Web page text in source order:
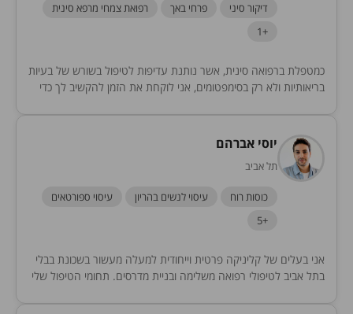
דיקור סיני פרחי באך
רפואת צמחי מרפא סינית
+1
כמטפלת ברפואה סינית, אשר נותנת עדיפות לטיפול בשורש של בעיות
בריאותיות ולא רק בסימפטומים, אני לוקחת את הזמן להקשיב לך כדי
יוסי אברהם
תל אביב
כוסות רוח עיסוי לנשים בהריון
עיסוי ספורטאים
+5
אני בעלים של קליניקה פרטית וייחודית למעלה מעשור בשכונת בבלי
בתל אביב לטיפולי רפואה משלימה ובניית מדרסים. תחומי הטיפול שלי